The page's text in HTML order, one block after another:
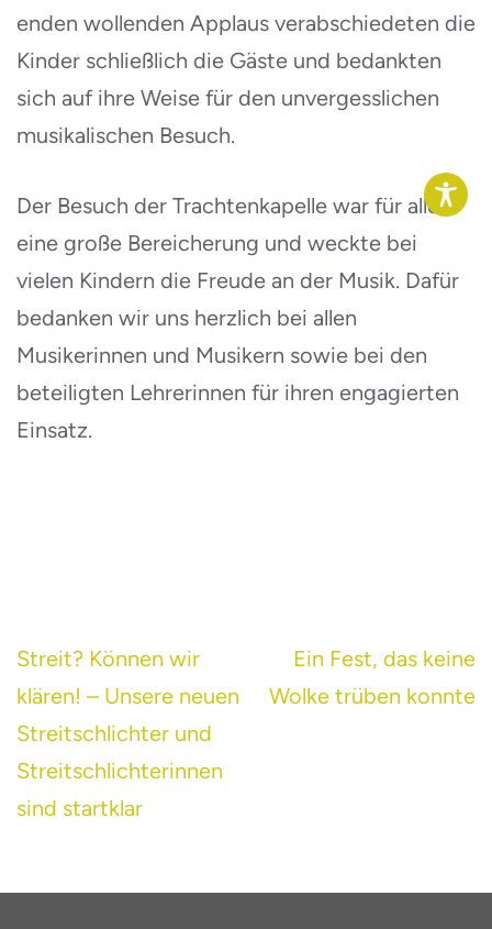
enden wollenden Applaus verabschiedeten die
Kinder schließlich die Gäste und bedankten
sich auf ihre Weise für den unvergesslichen
musikalischen Besuch.
Der Besuch der Trachtenkapelle war für alle
eine große Bereicherung und weckte bei
vielen Kindern die Freude an der Musik. Dafür
bedanken wir uns herzlich bei allen
Musikerinnen und Musikern sowie bei den
beteiligten Lehrerinnen für ihren engagierten
Einsatz.
Beitragsnavigation
Streit? Können wir
klären! – Unsere neuen
Streitschlichter und
Streitschlichterinnen
sind startklar
Ein Fest, das keine
Wolke trüben konnte